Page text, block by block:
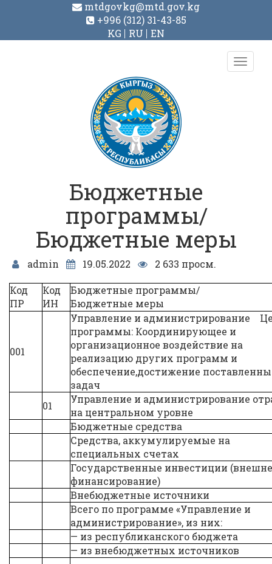
mtdgovkg@mtd.gov.kg
+996 (312) 31-43-85
KG
RU EN
Toggle
Бюджетные
программы/
Бюджетные меры
admin 19.05.2022 2 633 просм.
Код
ПР
Код
ИН
Бюджетные программы/
Бюджетные меры
001
Управление и администрирование
программы: Координирующее и
организационное воздействие на
реализацию других программ и
обеспечение,достижение
задач
01
Управление и администрирование
на центральном уровне
Бюджетные средства
Средства, аккумулируемые на
специальных счетах
Государственные инвестиции
финансирование)
Внебюджетные источники
Всего по программе «Управление и
администрирование», из них:
— из республиканского бюджета
— из внебюджетных источников